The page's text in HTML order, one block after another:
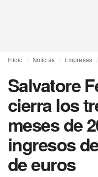
Inicio Noticias Empresas
Salvatore
cierra los
meses de
ingresos
de euros